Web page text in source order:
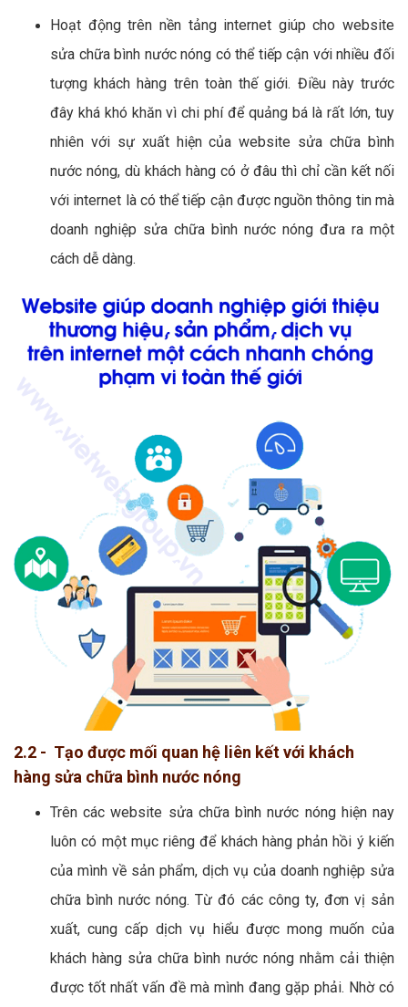
Hoạt động trên nền tảng internet giúp cho website
sửa chữa bình nước nóng có thể tiếp cận với nhiều đối
tượng khách hàng trên toàn thế giới. Điều này trước
đây khá khó khăn vì chi phí để quảng bá là rất lớn, tuy
nhiên với sự xuất hiện của website sửa chữa bình
nước nóng, dù khách hàng có ở đâu thì chỉ cần kết nối
với internet là có thể tiếp cận được nguồn thông tin mà
doanh nghiệp sửa chữa bình nước nóng đưa ra một
cách dễ dàng.
2.2 - Tạo được mối quan hệ liên kết với khách
hàng sửa chữa bình nước nóng
Trên các website sửa chữa bình nước nóng hiện nay
luôn có một mục riêng để khách hàng phản hồi ý kiến
của mình về sản phẩm, dịch vụ của doanh nghiệp sửa
chữa bình nước nóng. Từ đó các công ty, đơn vị sản
xuất, cung cấp dịch vụ hiểu được mong muốn của
khách hàng sửa chữa bình nước nóng nhằm cải thiện
được tốt nhất vấn đề mà mình đang gặp phải. Nhờ có